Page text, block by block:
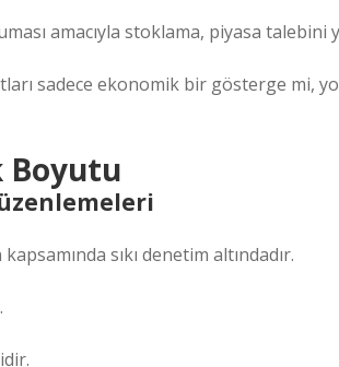
amacıyla stoklama, piyasa talebini
sadece ekonomik bir gösterge mi,
Boyutu
sıkı denetim altındadır.